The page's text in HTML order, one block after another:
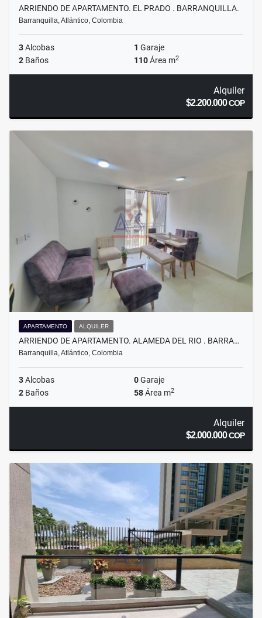
ARRIENDO DE APARTAMENTO. EL PRADO . BARRANQUILLA.
Barranquilla, Atlántico, Colombia
3Alcobas 1 Garaje
2 Baños 110Área m2
Alquiler
$2.200.000COP
APARTAMENTO ALQUILER
ARRIENDO DE APARTAMENTO. ALAMEDA DEL RIO . BARRA…
Barranquilla, Atlántico, Colombia
3Alcobas 0Garaje
2 Baños 58Área m2
Alquiler
$2.000.000COP